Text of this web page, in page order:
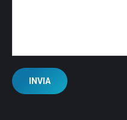
INVIA